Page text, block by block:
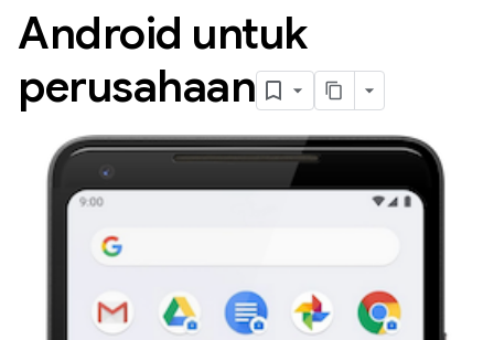
Android untuk
perusahaan